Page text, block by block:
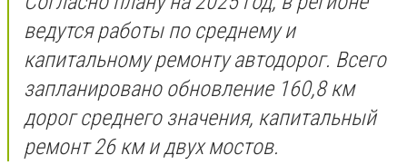
ведутся работы по среднему и
капитальному ремонту автодорог. Всего
запланировано обновление 160,8 км
дорог среднего значения, капитальный
ремонт 26 км и двух мостов.